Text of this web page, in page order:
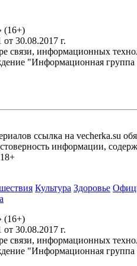
(16+)
30.08.2017 г.
связи, информационных
"Информационная
ссылка на vecherka.su
информации,
Культура Здоровье
(16+)
30.08.2017 г.
связи, информационных
"Информационная